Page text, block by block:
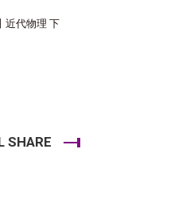
近代物理 下
SHARE